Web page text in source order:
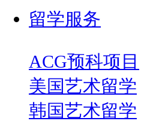
留学服务
ACG预科项目
美国艺术留学
韩国艺术留学